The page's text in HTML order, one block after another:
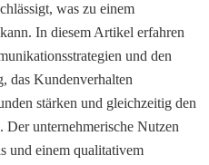
was zu einem
In diesem Artikel erfahren
und den
das Kundenverhalten
stärken und gleichzeitig den
unternehmerische Nutzen
und einem qualitativem